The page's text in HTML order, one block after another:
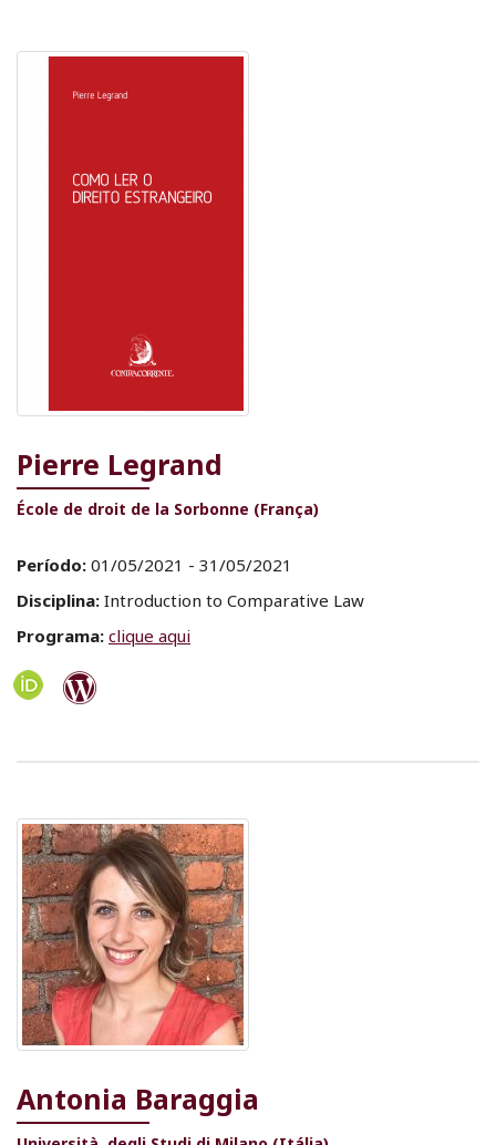
Pierre Legrand
École de droit de la Sorbonne (França)
Período: 01/05/2021 - 31/05/2021
Disciplina: Introduction to Comparative Law
Programa: clique aqui
Antonia Baraggia